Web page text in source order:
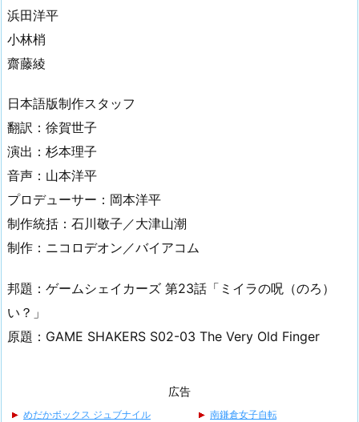
浜田洋平
小林梢
齋藤綾
日本語版制作スタッフ
翻訳：徐賀世子
演出：杉本理子
音声：山本洋平
プロデューサー：岡本洋平
制作統括：石川敬子／大津山潮
制作：ニコロデオン／バイアコム
邦題：ゲームシェイカーズ 第23話「ミイラの呪（のろ）
い？」
原題：GAME SHAKERS S02-03 The Very Old Finger
広告